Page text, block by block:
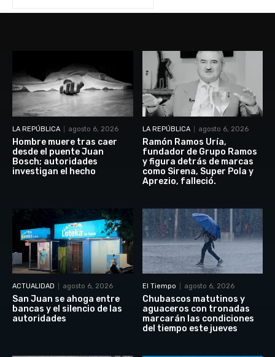
LA REPÚBLICA agosto 6, 2026
Hombre muere tras caer
desde el puente Juan
Bosch; autoridades
investigan el hecho
LA REPÚBLICA agosto 6, 2026
Ramón Ramos Uría,
fundador de Grupo Ramos
y figura detrás de marcas
como Sirena, Super Pola y
Aprezio, falleció.
ACTUALIDAD agosto 6, 2026
San Juan se ahoga entre
bancas y el silencio de las
autoridades
El Tiempo agosto 6, 2026
Chubascos matutinos y
aguaceros con tronadas
marcarán las condiciones
del tiempo este jueves